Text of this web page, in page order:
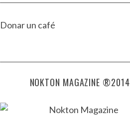
Donar un café
NOKTON MAGAZINE ®2014